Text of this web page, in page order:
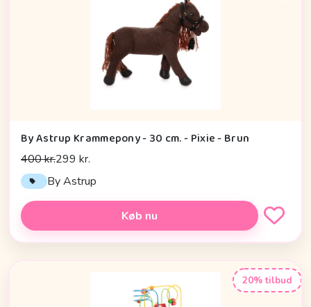
By Astrup Krammepony - 30 cm. - Pixie - Brun
400 kr.299 kr.
By Astrup
Køb nu
20% tilbud